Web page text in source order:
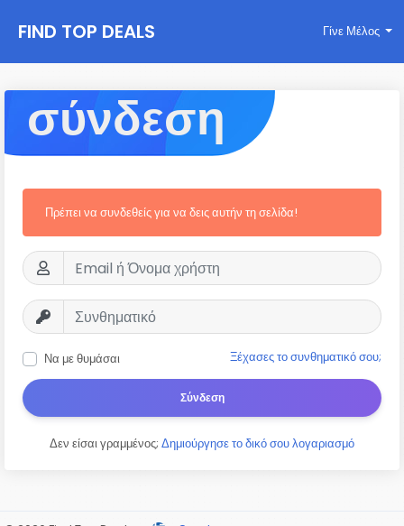
FIND TOP DEALS Γίνε Μέλος
σύνδεση
Πρέπει να συνδεθείς για να δεις αυτήν τη σελίδα!
Να με θυμάσαι Ξέχασες το συνθηματικό σου;
Σύνδεση
Δεν είσαι γραμμένος; Δημιούργησε το δικό σου λογαριασμό